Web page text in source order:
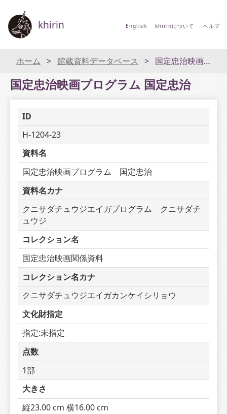
khirin English khirinについて ヘルプ
ホーム 館蔵資料データベース 国定忠治映画プログラム 国定忠治
国定忠治映画プログラム 国定忠治
ID
H-1204-23
資料名
国定忠治映画プログラム　国定忠治
資料名カナ
クニサダチュウジエイガプログラム　クニサダチ
ュウジ
コレクション名
国定忠治映画関係資料
コレクション名カナ
クニサダチュウジエイガカンケイシリョウ
文化財指定
指定:未指定
点数
1部
大きさ
縦23.00 cm 横16.00 cm